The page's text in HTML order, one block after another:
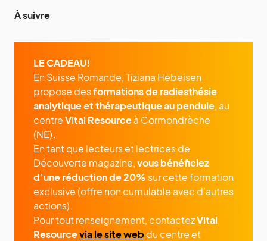
À suivre
LE CADEAU!
En Suisse Romande, Tiziana Hebeisen
propose desformations de radiesthésie
analytique et thérapeutiqueau pendule, au
centreVital Resourceà Cormondrèche
(NE).
En tant que lecteurs et lectrices de
Découverte magazine,vous bénéficiez
d’une réduction de 20%sur cette formation
exclusive (offre non cumulable avec d’autres
actions).
Pour tout renseignement, contactezVital
Resourcevia le site webdu centre et